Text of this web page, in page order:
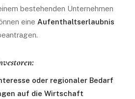
bestehenden Unternehmen
eine Aufenthaltserlaubnis
oder regionaler Bedarf
auf die Wirtschaft